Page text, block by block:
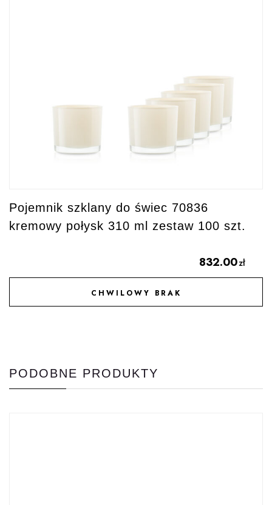
Pojemnik szklany do świec 70836
kremowy połysk 310 ml zestaw 100 szt.
832.00zł
CHWILOWY BRAK
DODAJ DO ULUBIONYCH
PODOBNE PRODUKTY